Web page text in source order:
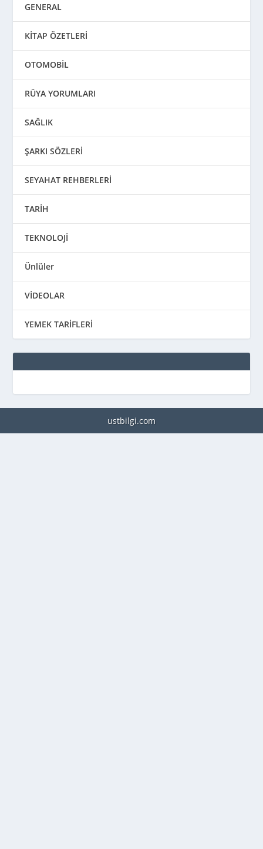
GENERAL
KİTAP ÖZETLERİ
OTOMOBİL
RÜYA YORUMLARI
SAĞLIK
ŞARKI SÖZLERİ
SEYAHAT REHBERLERİ
TARİH
TEKNOLOJİ
Ünlüler
VİDEOLAR
YEMEK TARİFLERİ
ustbilgi.com